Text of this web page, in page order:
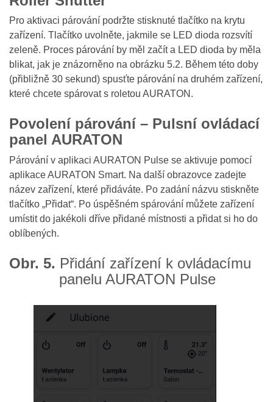
Pro aktivaci párování podržte stisknuté tlačítko na krytu
zařízení. Tlačítko uvolněte, jakmile se LED dioda rozsvítí
zeleně. Proces párování by měl začít a LED dioda by měla
blikat, jak je znázorněno na obrázku 5.2. Během této doby
(přibližně 30 sekund) spusťte párování na druhém zařízení,
které chcete spárovat s roletou AURATON.
Povolení párování – Pulsní ovládací
panel AURATON
Párování v aplikaci AURATON Pulse se aktivuje pomocí
aplikace AURATON Smart. Na další obrazovce zadejte
název zařízení, které přidáváte. Po zadání názvu stiskněte
tlačítko „Přidat“. Po úspěšném spárování můžete zařízení
umístit do jakékoli dříve přidané místnosti a přidat si ho do
oblíbených.
Obr. 5. Přidání zařízení k ovládacímu
panelu AURATON Pulse